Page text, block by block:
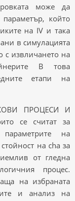
може да
параметър, който
на IV и така
в симулацията
с извличането на
В това
етапи на
ПРОЦЕСИ И
се считат за
на
на cha за
от гледна
процес.
на избраната
и анализ на